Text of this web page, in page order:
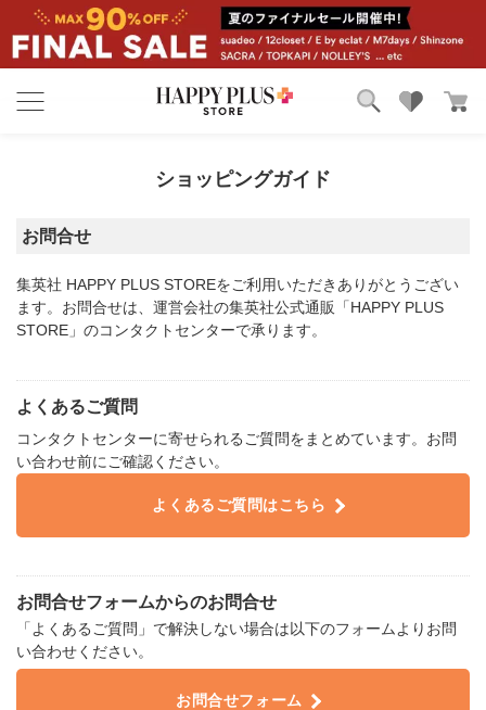
お気に入り
ショッピングガイド
お問合せ
集英社 HAPPY PLUS STOREをご利用いただきありがとうござい
ます。お問合せは、運営会社の集英社公式通販「HAPPY PLUS
STORE」のコンタクトセンターで承ります。
よくあるご質問
コンタクトセンターに寄せられるご質問をまとめています。お問
い合わせ前にご確認ください。​
よくあるご質問はこちら
お問合せフォームからのお問合せ
「よくあるご質問」で解決しない場合は以下のフォームよりお問
い合わせください。​
お問合せフォーム